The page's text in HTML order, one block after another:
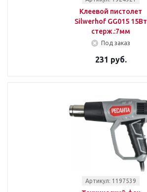
Клеевой пистолет
Silwerhof GG015 15Вт
стерж.:7мм
Под заказ
231 руб.
Артикул: 1197539